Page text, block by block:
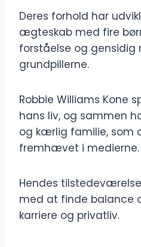
Deres forhold har
ægteskab med fire
forståelse og gensidig
grundpillerne.
Robbie Williams Kone
hans liv, og sammen
og kærlig familie, som
fremhævet i medierne.
Hendes
med at finde balance
karriere og privatliv.